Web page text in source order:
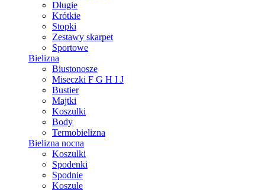
Długie
Krótkie
Stopki
Zestawy skarpet
Sportowe
Bielizna
Biustonosze
Miseczki F G H I J
Bustier
Majtki
Koszulki
Body
Termobielizna
Bielizna nocna
Koszulki
Spodenki
Spodnie
Koszule